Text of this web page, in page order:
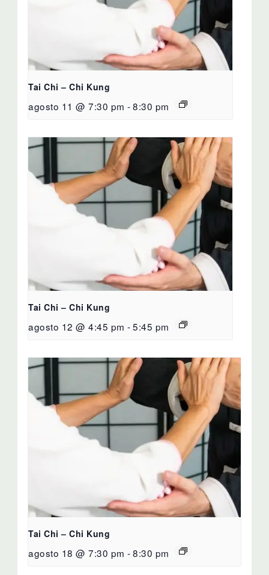
Tai Chi – Chi Kung
agosto 11 @ 7:30 pm -8:30 pm
Tai Chi – Chi Kung
agosto 12 @ 4:45 pm -5:45 pm
Tai Chi – Chi Kung
agosto 18 @ 7:30 pm -8:30 pm